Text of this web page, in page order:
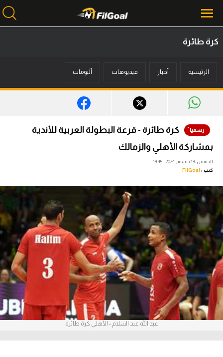
أخبار
ميركاتو
فانتازي في الجول
فيديوهات
عدسات
آراء حرة
ركن الألعاب
بطولات
أمريكا 2026
كرة طائرة
الرئيسية أخبار فيديوهات ألبومات
كرة طائرة - قرعة البطولة العربية للأندية
بمشاركة الأهلي والزمالك
الخميس، 19 ديسمبر 2024 - 19:45
كتب : FilGoal
عبد الله عبد السلام - الأهلي كرة طائرة